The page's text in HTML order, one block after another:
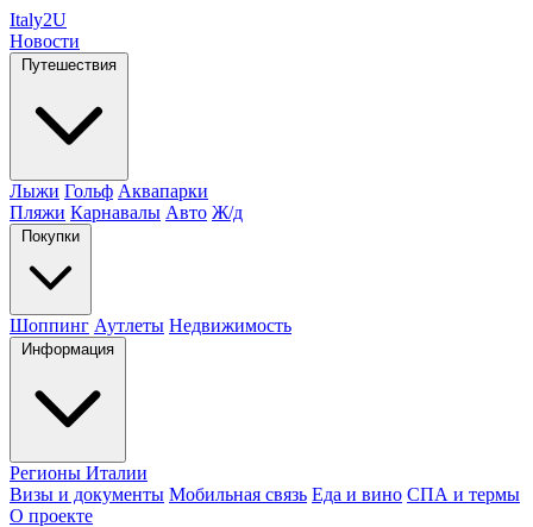
Italy2U
Новости
Путешествия
Лыжи Гольф Аквапарки
Пляжи Карнавалы Авто Ж/д
Покупки
Шоппинг Аутлеты Недвижимость
Информация
Регионы Италии
Визы и документы Мобильная связь Еда и вино СПА и термы
О проекте